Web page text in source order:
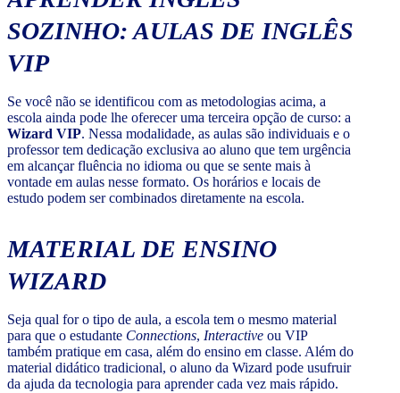
SOZINHO: AULAS DE INGLÊS
VIP
Se você não se identificou com as metodologias acima, a
escola ainda pode lhe oferecer uma terceira opção de curso: a
Wizard VIP. Nessa modalidade, as aulas são individuais e o
professor tem dedicação exclusiva ao aluno que tem urgência
em alcançar fluência no idioma ou que se sente mais à
vontade em aulas nesse formato. Os horários e locais de
estudo podem ser combinados diretamente na escola.
MATERIAL DE ENSINO
WIZARD
Seja qual for o tipo de aula, a escola tem o mesmo material
para que o estudante Connections, Interactive ou VIP
também pratique em casa, além do ensino em classe. Além do
material didático tradicional, o aluno da Wizard pode usufruir
da ajuda da tecnologia para aprender cada vez mais rápido.